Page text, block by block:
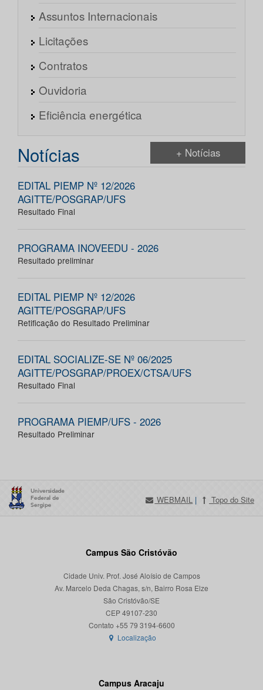
Assuntos Internacionais
Licitações
Contratos
Ouvidoria
Eficiência energética
Notícias + Notícias
EDITAL PIEMP Nº 12/2026
AGITTE/POSGRAP/UFS
Resultado Final
PROGRAMA INOVEEDU - 2026
Resultado preliminar
EDITAL PIEMP Nº 12/2026
AGITTE/POSGRAP/UFS
Retificação do Resultado Preliminar
EDITAL SOCIALIZE-SE Nº 06/2025
AGITTE/POSGRAP/PROEX/CTSA/UFS
Resultado Final
PROGRAMA PIEMP/UFS - 2026
Resultado Preliminar
WEBMAIL | Topo do Site
Campus São Cristóvão
Cidade Univ. Prof. José Aloísio de Campos
Av. Marcelo Deda Chagas, s/n, Bairro Rosa Elze
São Cristóvão/SE
CEP 49107-230
Localização
Campus Aracaju